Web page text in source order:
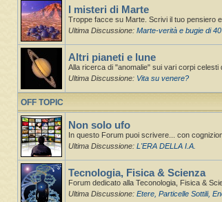
I misteri di Marte
Troppe facce su Marte. Scrivi il tuo pensiero
Ultima Discussione: Marte-verità e bugie di
Altri pianeti e lune
Alla ricerca di "anomalie" sui vari corpi
Ultima Discussione: Vita su venere?
OFF TOPIC
Non solo ufo
In questo Forum puoi scrivere... con
Ultima Discussione: L'ERA DELLA I.A.
Tecnologia, Fisica & Scienza
Forum dedicato alla Teconologia, Fisica &
Ultima Discussione: Etere, Particelle Sottili,